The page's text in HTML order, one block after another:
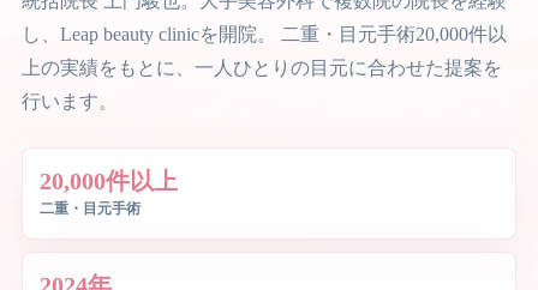
し、Leap beauty clinicを開院。 二重・目元手術20,000件以
上の実績をもとに、一人ひとりの目元に合わせた提案を
行います。
20,000件以上
二重・目元手術